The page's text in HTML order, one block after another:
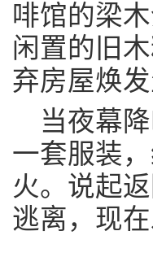
啡馆的梁
闲置的旧
弃房屋焕发
当夜幕
一套服装
火。说起
逃离，现